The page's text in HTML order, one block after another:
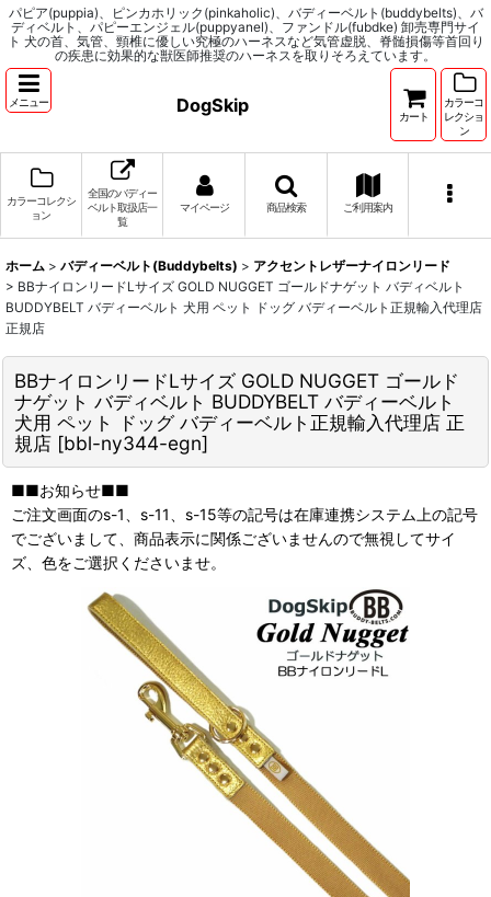
パピア(puppia)、ピンカホリック(pinkaholic)、バディーベルト(buddybelts)、バ
ディベルト、パピーエンジェル(puppyanel)、ファンドル(fubdke) 卸売専門サイ
ト 犬の首、気管、頸椎に優しい究極のハーネスなど気管虚脱、脊髄損傷等首回り
の疾患に効果的な獣医師推奨のハーネスを取りそろえています。
メニュー DogSkip
カート
カラーコ
レクショ
ン
カラーコレクシ
ョン
全国のバディー
ベルト取扱店一
覧
マイページ 商品検索 ご利用案内
ホーム > バディーベルト(Buddybelts) > アクセントレザーナイロンリード
> BBナイロンリードLサイズ GOLD NUGGET ゴールドナゲット バディベルト
BUDDYBELT バディーベルト 犬用 ペット ドッグ バディーベルト正規輸入代理店
正規店
BBナイロンリードLサイズ GOLD NUGGET ゴールド
ナゲット バディベルト BUDDYBELT バディーベルト
犬用 ペット ドッグ バディーベルト正規輸入代理店 正
規店 [bbl-ny344-egn]
■■お知らせ■■
ご注文画面のs-1、s-11、s-15等の記号は在庫連携システム上の記号
でございまして、商品表示に関係ございませんので無視してサイ
ズ、色をご選択くださいませ。